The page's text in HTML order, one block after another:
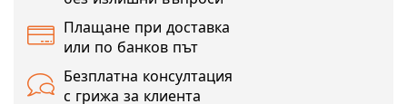
Плащане при доставка
или по банков път
Безплатна консултация
с грижа за клиента